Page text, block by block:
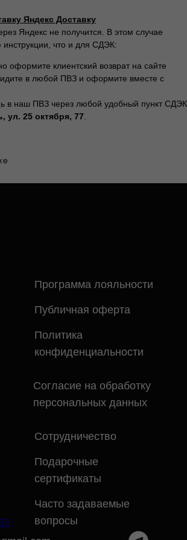
Яндекс Доставку
Яндекс не получится. В этом случае
инструкции, что и для СДЭК:
оформите клиентский возврат на сайте
в любой ПВЗ и оформите вместе с
в наш ПВЗ через любой удобный пункт СДЭК
ул. 25 октября, 77.
Михаил
сайта: Паша
Баобаб